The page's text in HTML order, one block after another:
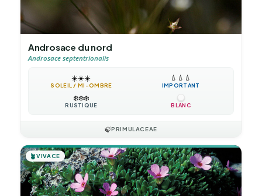
Androsace du nord
Androsace septentrionalis
☀️☀️☀️
SOLEIL / MI-OMBRE
💧 💧 💧
IMPORTANT
❄️❄️❄️
RUSTIQUE BLANC
🍃PRIMULACEAE
🪴VIVACE